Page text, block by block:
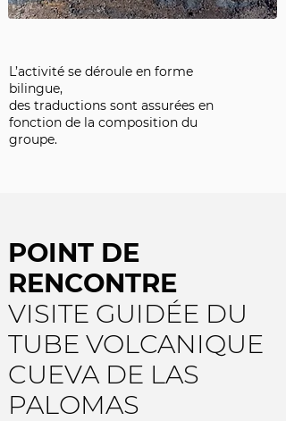
L’activité se déroule en forme
bilingue,
des traductions sont assurées en
fonction de la composition du
groupe.
POINT DE
RENCONTRE
VISITE GUIDÉE DU
TUBE VOLCANIQUE
CUEVA DE LAS
PALOMAS